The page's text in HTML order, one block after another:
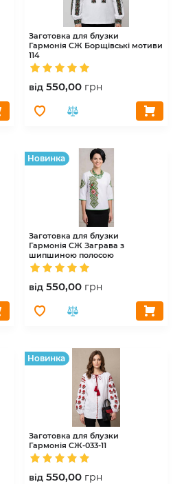
Заготовка для блузки
Гармонія СЖ Борщівські мотиви
114
вiд 550,00 грн
Hовинка
Заготовка для блузки
Гармонія СЖ Заграва з
шипшиною полосою
вiд 550,00 грн
Hовинка
Заготовка для блузки
Гармонія СЖ-033-11
вiд 550,00 грн